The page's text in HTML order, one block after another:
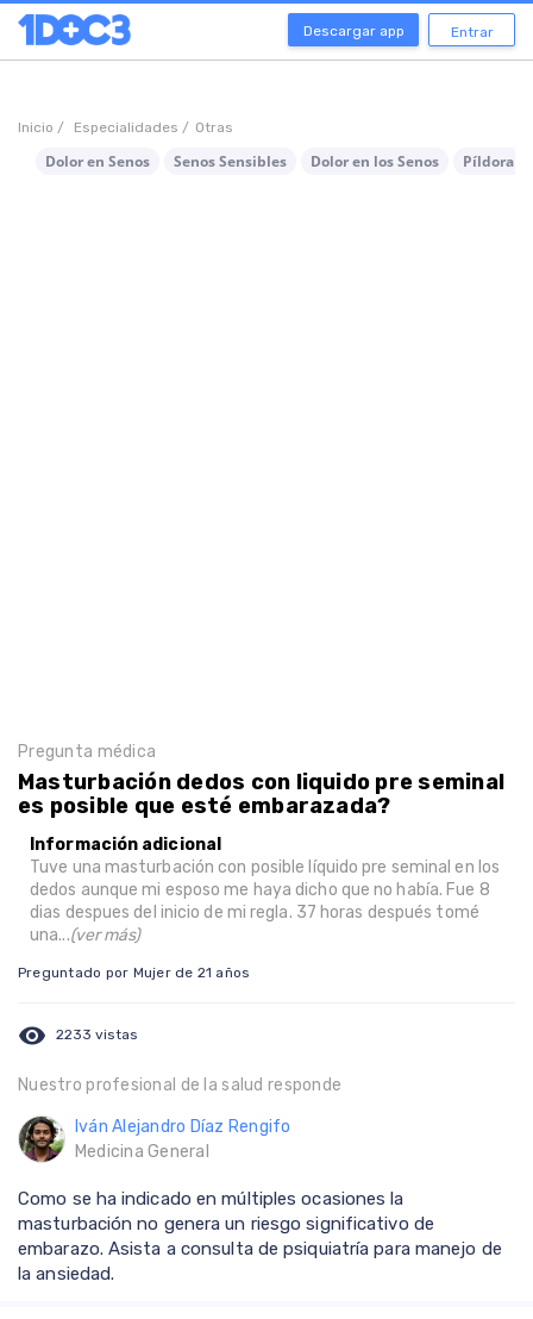
Descargar app Entrar
Inicio / Especialidades / Otras
Dolor en Senos Senos Sensibles Dolor en los Senos Píldora
Pregunta médica
Masturbación dedos con liquido pre seminal
es posible que esté embarazada?
Información adicional
Tuve una masturbación con posible líquido pre seminal en los
dedos aunque mi esposo me haya dicho que no había. Fue 8
dias despues del inicio de mi regla. 37 horas después tomé
una...(ver más)
Preguntado por Mujer de 21 años
visibility 2233 vistas
Nuestro profesional de la salud responde
Iván Alejandro Díaz Rengifo
Medicina General
Como se ha indicado en múltiples ocasiones la
masturbación no genera un riesgo significativo de
embarazo. Asista a consulta de psiquiatría para manejo de
la ansiedad.